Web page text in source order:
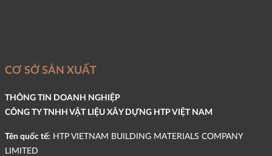
CƠ SỞ SẢN XUẤT
THÔNG TIN DOANH NGHIỆP
CÔNG TY TNHH VẬT LIỆU XÂY DỰNG HTP VIỆT NAM
Tên quốc tế: HTP VIETNAM BUILDING MATERIALS COMPANY
LIMITED